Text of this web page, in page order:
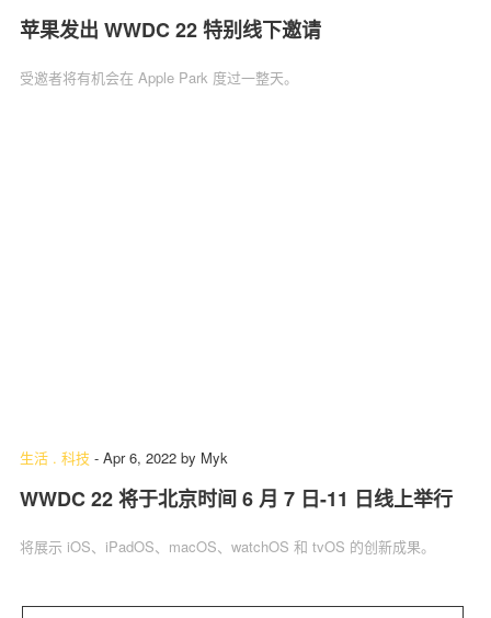
苹果发出 WWDC 22 特别线下邀请
受邀者将有机会在 Apple Park 度过一整天。
生活 . 科技 - Apr 6, 2022 by Myk
WWDC 22 将于北京时间 6 月 7 日-11 日线上举行
将展示 iOS、iPadOS、macOS、watchOS 和 tvOS 的创新成果。